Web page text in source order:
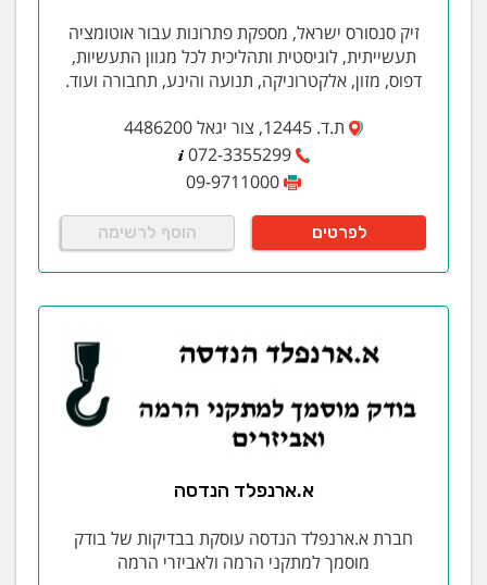
זיק סנסורס ישראל, מספקת פתרונות עבור אוטומציה
תעשייתית, לוגיסטית ותהליכית לכל מגוון התעשיות,
דפוס, מזון, אלקטרוניקה, תנועה והינע, תחבורה ועוד.
ת.ד. 12445, צור יגאל 4486200
072-3355299
09-9711000
לפרטים הוסף לרשימה
א.ארנפלד הנדסה
חברת א.ארנפלד הנדסה עוסקת בבדיקות של בודק
מוסמך למתקני הרמה ולאביזרי הרמה